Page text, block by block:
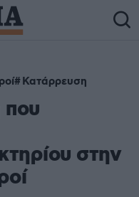
Κατάρρευση
που
στην